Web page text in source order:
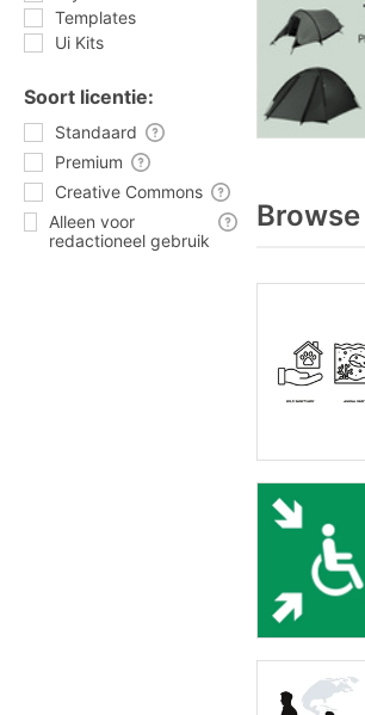
Templates
Ui Kits
Soort licentie:
Standaard
Premium
Creative Commons
Alleen voor
redactioneel gebruik